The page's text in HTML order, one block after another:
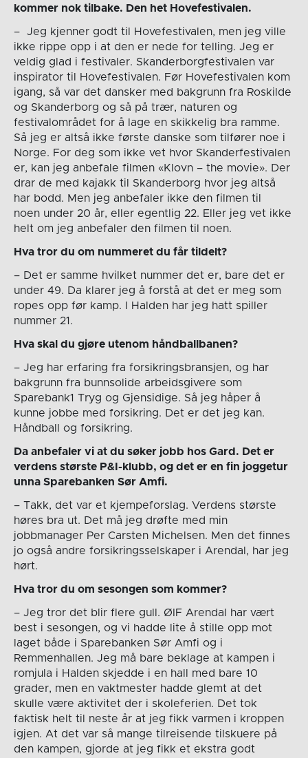
kommer nok tilbake. Den het Hovefestivalen.
– Jeg kjenner godt til Hovefestivalen, men jeg ville
ikke rippe opp i at den er nede for telling. Jeg er
veldig glad i festivaler. Skanderborgfestivalen var
inspirator til Hovefestivalen. Før Hovefestivalen kom
igang, så var det dansker med bakgrunn fra Roskilde
og Skanderborg og så på trær, naturen og
festivalområdet for å lage en skikkelig bra ramme.
Så jeg er altså ikke første danske som tilfører noe i
Norge. For deg som ikke vet hvor Skanderfestivalen
er, kan jeg anbefale filmen «Klovn – the movie». Der
drar de med kajakk til Skanderborg hvor jeg altså
har bodd. Men jeg anbefaler ikke den filmen til
noen under 20 år, eller egentlig 22. Eller jeg vet ikke
helt om jeg anbefaler den filmen til noen.
Hva tror du om nummeret du får tildelt?
– Det er samme hvilket nummer det er, bare det er
under 49. Da klarer jeg å forstå at det er meg som
ropes opp før kamp. I Halden har jeg hatt spiller
nummer 21.
Hva skal du gjøre utenom håndballbanen?
– Jeg har erfaring fra forsikringsbransjen, og har
bakgrunn fra bunnsolide arbeidsgivere som
Sparebank1 Tryg og Gjensidige. Så jeg håper å
kunne jobbe med forsikring. Det er det jeg kan.
Håndball og forsikring.
Da anbefaler vi at du søker jobb hos Gard. Det er
verdens største P&I-klubb, og det er en fin joggetur
unna Sparebanken Sør Amfi.
– Takk, det var et kjempeforslag. Verdens største
høres bra ut. Det må jeg drøfte med min
jobbmanager Per Carsten Michelsen. Men det finnes
jo også andre forsikringsselskaper i Arendal, har jeg
hørt.
Hva tror du om sesongen som kommer?
– Jeg tror det blir flere gull. ØIF Arendal har vært
best i sesongen, og vi hadde lite å stille opp mot
laget både i Sparebanken Sør Amfi og i
Remmenhallen. Jeg må bare beklage at kampen i
romjula i Halden skjedde i en hall med bare 10
grader, men en vaktmester hadde glemt at det
skulle være aktivitet der i skoleferien. Det tok
faktisk helt til neste år at jeg fikk varmen i kroppen
igjen. At det var så mange tilreisende tilskuere på
den kampen, gjorde at jeg fikk et ekstra godt